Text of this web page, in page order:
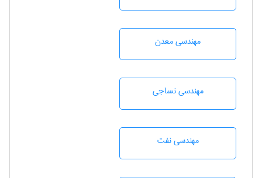
مهندسی معدن
مهندسي نساجی
مهندسی نفت